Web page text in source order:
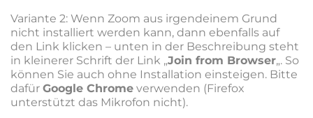
Variante 2: Wenn Zoom aus irgendeinem Grund
nicht installiert werden kann, dann ebenfalls auf
den Link klicken – unten in der Beschreibung steht
in kleinerer Schrift der Link „Join from Browser„. So
können Sie auch ohne Installation einsteigen. Bitte
dafür Google Chrome verwenden (Firefox
unterstützt das Mikrofon nicht).